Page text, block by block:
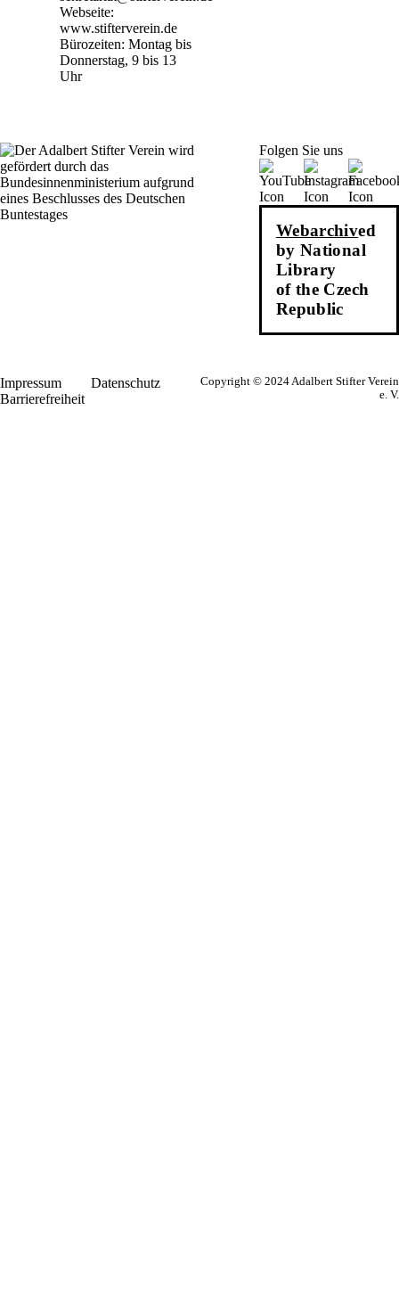
Webseite:
www.stifterverein.de
Bürozeiten: Montag bis
Donnerstag, 9 bis 13
Uhr
Folgen Sie uns
Webarchived
by National
Library
of the Czech
Republic
Impressum
Datenschutz
Barrierefreiheit
Copyright © 2024 Adalbert Stifter Verein
e. V.